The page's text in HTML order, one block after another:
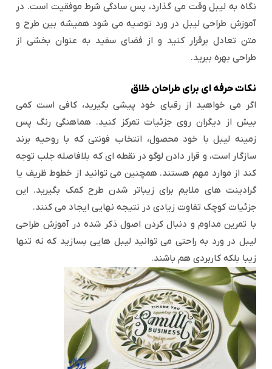
نگاه به لیبل وقت می گذارد، پس سادگی شرط موفقیت است. در
آموزش طراحی لیبل در ورد توصیه می شود همیشه بین طرح و
متن تعادل برقرار کنید و از فضای سفید به عنوان بخشی از
طراحی بهره ببرید.
نکات حرفه ای برای طراحان خلاق
اگر می خواهید از رقبای خود پیشی بگیرید، کافی است کمی
بیش از دیگران روی جزئیات تمرکز کنید. هماهنگی رنگ پس
زمینه لیبل با خود محصول، انتخاب فونتی که با روحیه برند
سازگار است، و قرار دادن لوگو در نقطه ای که بلافاصله جلب توجه
کند از موارد مهم هستند. همچنین می توانید از خطوط ظریف یا
گرادینت های ملایم برای زیباتر شدن طرح کمک بگیرید. این
جزئیات کوچک تفاوت زیادی در نتیجه نهایی ایجاد می کنند.
با تمرین مداوم و دنبال کردن اصول ذکر شده در آموزش طراحی
لیبل در ورد به راحتی می توانید لیبل هایی بسازید که نه تنها
زیبا بلکه کاربردی هم باشند.